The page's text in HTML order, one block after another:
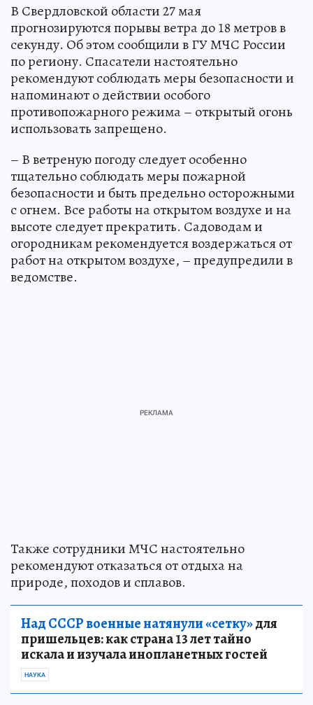
В Свердловской области 27 мая
прогнозируются порывы ветра до 18 метров в
секунду. Об этом сообщили в ГУ МЧС России
по региону. Спасатели настоятельно
рекомендуют соблюдать меры безопасности и
напоминают о действии особого
противопожарного режима – открытый огонь
использовать запрещено.
– В ветреную погоду следует особенно
тщательно соблюдать меры пожарной
безопасности и быть предельно осторожными
с огнем. Все работы на открытом воздухе и на
высоте следует прекратить. Садоводам и
огородникам рекомендуется воздержаться от
работ на открытом воздухе, – предупредили в
ведомстве.
Также сотрудники МЧС настоятельно
рекомендуют отказаться от отдыха на
природе, походов и сплавов.
Над СССР военные натянули «сетку»для
пришельцев: как страна 13 лет тайно
искала и изучала инопланетных гостей
НАУКА